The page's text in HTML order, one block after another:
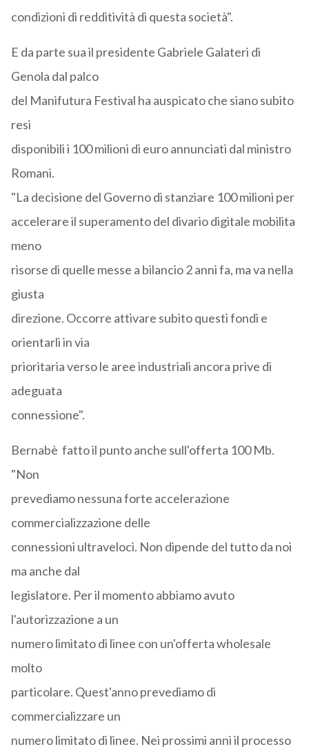
condizioni di redditività di questa società".
E da parte sua il presidente Gabriele Galateri di
Genola dal palco
del Manifutura Festival ha auspicato che siano subito
resi
disponibili i 100 milioni di euro annunciati dal ministro
Romani.
"La decisione del Governo di stanziare 100 milioni per
accelerare il superamento del divario digitale mobilita
meno
risorse di quelle messe a bilancio 2 anni fa, ma va nella
giusta
direzione. Occorre attivare subito questi fondi e
orientarli in via
prioritaria verso le aree industriali ancora prive di
adeguata
connessione".
Bernabè fatto il punto anche sull'offerta 100 Mb.
"Non
prevediamo nessuna forte accelerazione
commercializzazione delle
connessioni ultraveloci. Non dipende del tutto da noi
ma anche dal
legislatore. Per il momento abbiamo avuto
l'autorizzazione a un
numero limitato di linee con un'offerta wholesale
molto
particolare. Quest'anno prevediamo di
commercializzare un
numero limitato di linee. Nei prossimi anni il processo